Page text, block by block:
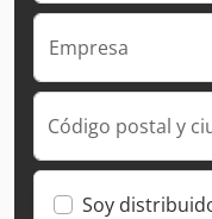
Empresa
Código postal y
Soy